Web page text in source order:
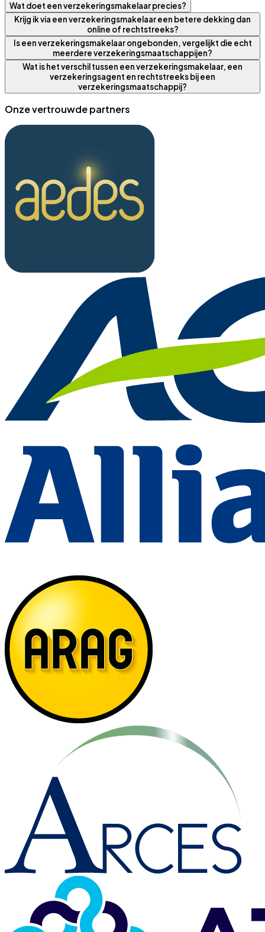
Wat doet een verzekeringsmakelaar precies?
Krijg ik via een verzekeringsmakelaar een betere dekking dan
online of rechtstreeks?
Is een verzekeringsmakelaar ongebonden, vergelijkt die echt
meerdere verzekeringsmaatschappijen?
Wat is het verschil tussen een verzekeringsmakelaar, een
verzekeringsagent en rechtstreeks bij een
verzekeringsmaatschappij?
Onze vertrouwde partners